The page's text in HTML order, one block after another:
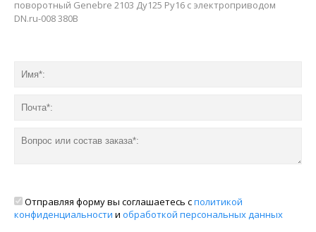
поворотный Genebre 2103 Ду125 Ру16 с электроприводом
DN.ru-008 380В
Отправляя форму вы соглашаетесь сполитикой
конфиденциальности и обработкой персональных данных